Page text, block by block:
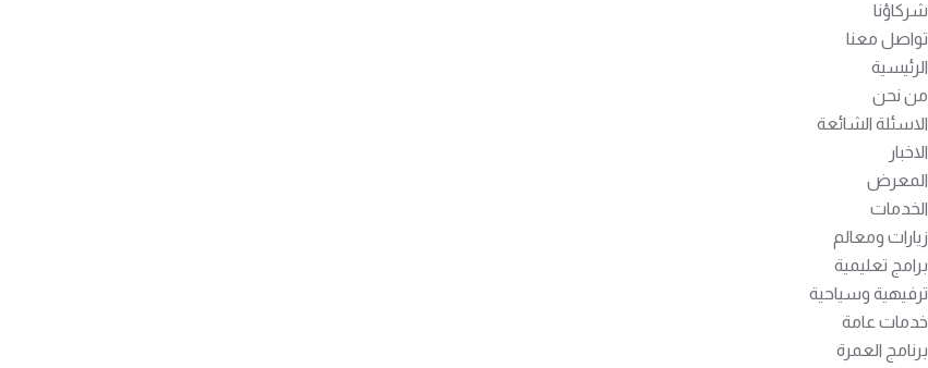
شركاؤنا
تواصل معنا
الرئيسية
من نحن
الاسئلة الشائعة
الاخبار
المعرض
الخدمات
زيارات ومعالم
برامج تعليمية
ترفيهية وسياحية
خدمات عامة
برنامج العمرة